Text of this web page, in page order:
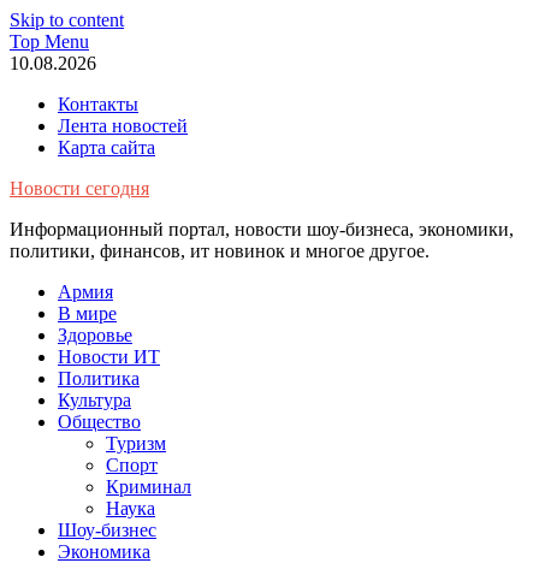
Skip to content
Top Menu
10.08.2026
Контакты
Лента новостей
Карта сайта
Новости сегодня
Информационный портал, новости шоу-бизнеса, экономики,
политики, финансов, ит новинок и многое другое.
Армия
В мире
Здоровье
Новости ИТ
Политика
Культура
Общество
Туризм
Спорт
Криминал
Наука
Шоу-бизнес
Экономика